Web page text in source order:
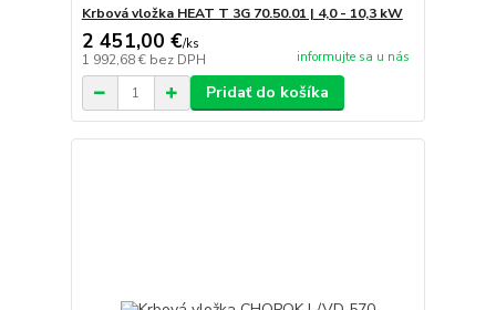
Krbová vložka HEAT T 3G 70.50.01 | 4,0 - 10,3 kW
2 451,00 €/ks
1 992,68 € bez DPH informujte sa u nás
Pridať do košíka